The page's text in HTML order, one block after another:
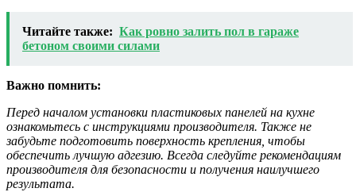
Читайте также: Как ровно залить пол в гараже
бетоном своими силами
Важно помнить:
Перед началом установки пластиковых панелей на кухне
ознакомьтесь с инструкциями производителя. Также не
забудьте подготовить поверхность крепления, чтобы
обеспечить лучшую адгезию. Всегда следуйте рекомендациям
производителя для безопасности и получения наилучшего
результата.